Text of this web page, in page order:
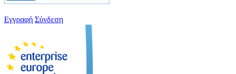
Εγγραφή Σύνδεση